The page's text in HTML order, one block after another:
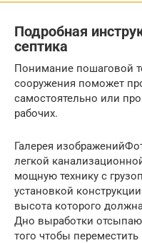
Подробная
септика
Понимание пошаговой
сооружения поможет
самостоятельно или
рабочих.
Галерея
легкой
мощную технику с
установкой
высота которого
Дно выработки
того чтобы